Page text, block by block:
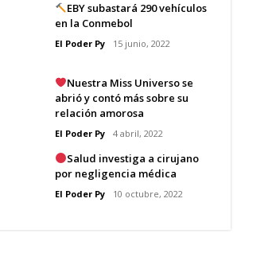
EBY subastará 290 vehículos
en la Conmebol
El Poder Py 15 junio, 2022
Nuestra Miss Universo se
abrió y contó más sobre su
relación amorosa
El Poder Py 4 abril, 2022
Salud investiga a cirujano
por negligencia médica
El Poder Py 10 octubre, 2022